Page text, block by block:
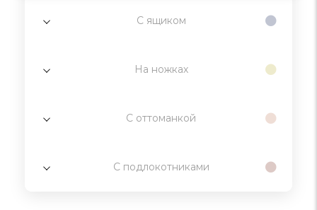
С ящиком
На ножках
С оттоманкой
С подлокотниками